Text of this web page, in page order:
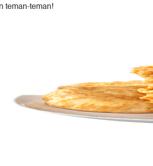
teman-teman!